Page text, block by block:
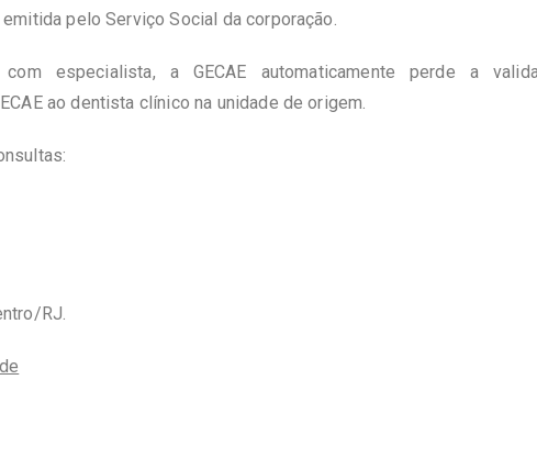
pelo Serviço Social da corporação.
especialista, a GECAE automaticamente perde a
ao dentista clínico na unidade de origem.
RJ.